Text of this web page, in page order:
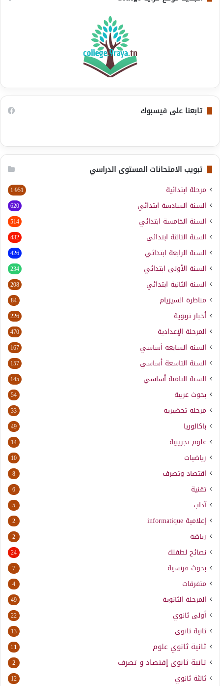
تابعنا على فيسبوك
تبويب الامتحانات المستوى الدراسي
مرحلة ابتدائية 1٬951
السنة السادسة ابتدائي 620
السنة الخامسة ابتدائي 514
السنة الثالثة ابتدائي 432
السنة الرابعة ابتدائي 426
السنة الأولى ابتدائي 234
السنة الثانية ابتدائي 208
مناظرة السيزيام 84
أخبار تربوية 226
المرحلة الإعدادية 470
السنة السابعة أساسي 167
السنة التاسعة أساسي 157
السنة الثامنة أساسي 145
بحوث عربية 54
مرحلة تحضيرية 33
باكالوريا 49
علوم تجريبية 14
رياضيات 10
اقتصاد وتصرف 8
تقنية 6
آداب 5
إعلامية informatique
2
رياضة 2
نصائح لطفلك 24
بحوث فرنسية 7
متفرقات 4
المرحلة الثانوية 49
أولى ثانوي 22
ثانية ثانوي 13
ثانية ثانوي علوم 11
ثانية ثانوي إقتصاد و تصرف 2
ثالثة ثانوي 12